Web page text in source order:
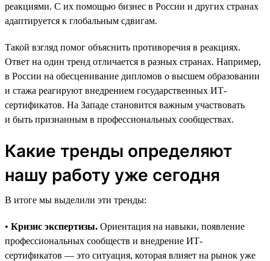
реакциями. С их помощью бизнес в России и других странах
адаптируется к глобальным сдвигам.
Такой взгляд помог объяснить противоречия в реакциях.
Ответ на один тренд отличается в разных странах. Например,
в России на обесценивание дипломов о высшем образовании
и стажа реагируют внедрением государственных ИТ-
сертификатов. На Западе становится важным участвовать
и быть признанным в профессиональных сообществах.
Какие тренды определяют
нашу работу уже сегодня
В итоге мы выделили эти тренды:
• Кризис экспертизы. Ориентация на навыки, появление
профессиональных сообществ и внедрение ИТ-
сертификатов — это ситуация, которая влияет на рынок уже